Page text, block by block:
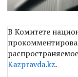
В Комитете
Kazpravda.kz.